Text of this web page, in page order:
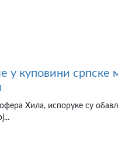
у куповини српске
Хила, испоруке су